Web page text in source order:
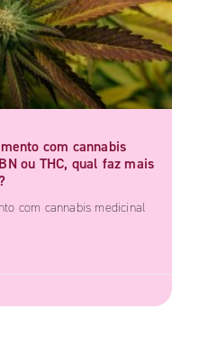
com cannabis
ou THC, qual faz mais
com cannabis medicinal